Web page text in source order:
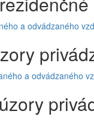
a odvádzaného
a odvádzaného